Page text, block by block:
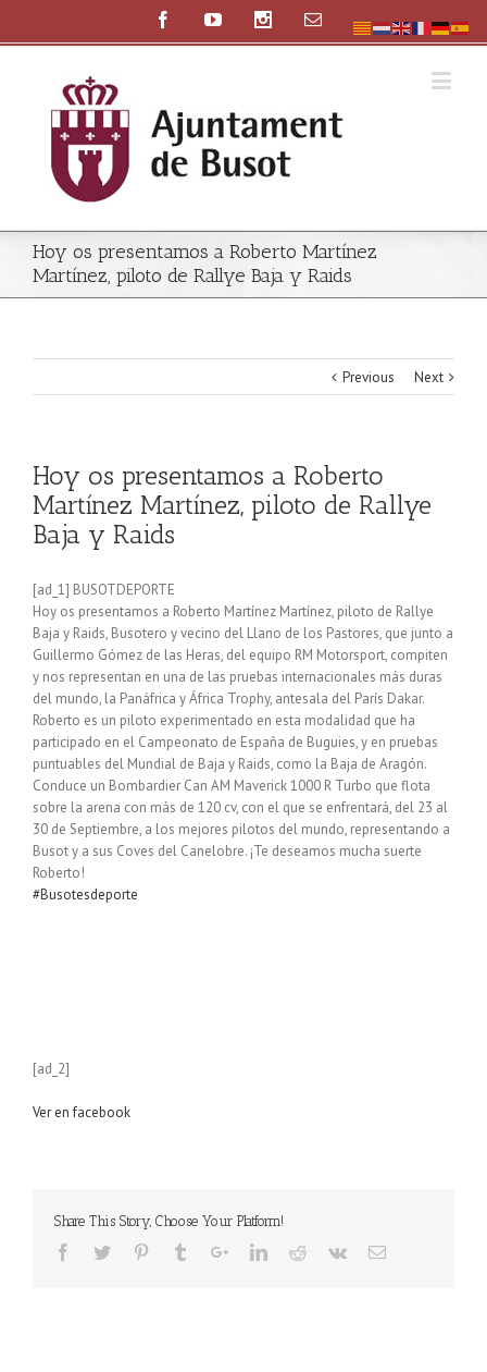
Hoy os presentamos a Roberto Martínez
Martínez, piloto de Rallye Baja y Raids
Previous Next
Hoy os presentamos a Roberto
Martínez Martínez, piloto de Rallye
Baja y Raids
[ad_1] BUSOTDEPORTE
Hoy os presentamos a Roberto Martínez Martínez, piloto de Rallye
Baja y Raids, Busotero y vecino del Llano de los Pastores, que junto a
Guillermo Gómez de las Heras, del equipo RM Motorsport, compiten
y nos representan en una de las pruebas internacionales más duras
del mundo, la Panáfrica y África Trophy, antesala del París Dakar.
Roberto es un piloto experimentado en esta modalidad que ha
participado en el Campeonato de España de Buguies, y en pruebas
puntuables del Mundial de Baja y Raids, como la Baja de Aragón.
Conduce un Bombardier Can AM Maverick 1000 R Turbo que flota
sobre la arena con más de 120 cv, con el que se enfrentará, del 23 al
30 de Septiembre, a los mejores pilotos del mundo, representando a
Busot y a sus Coves del Canelobre. ¡Te deseamos mucha suerte
Roberto!
#Busotesdeporte
[ad_2]
Ver en facebook
Share This Story, Choose Your Platform!